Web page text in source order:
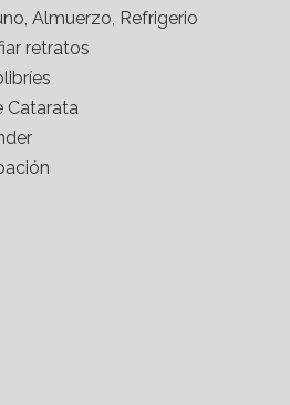
Almuerzo, Refrigerio
retratos
Catarata